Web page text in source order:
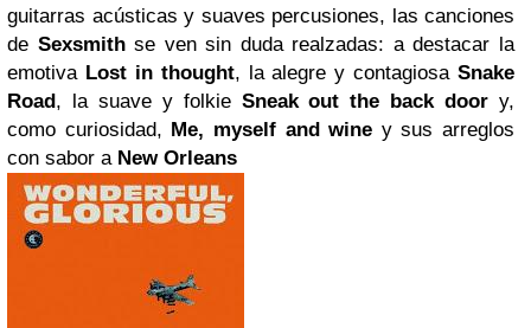
guitarras acústicas y suaves percusiones, las canciones
de Sexsmithse ven sin duda realzadas: a destacar la
emotiva Lost in thought, la alegre y contagiosa Snake
Road, la suave y folkie Sneak out the back door y,
como curiosidad, Me, myself and wine y sus arreglos
con sabor a New Orleans